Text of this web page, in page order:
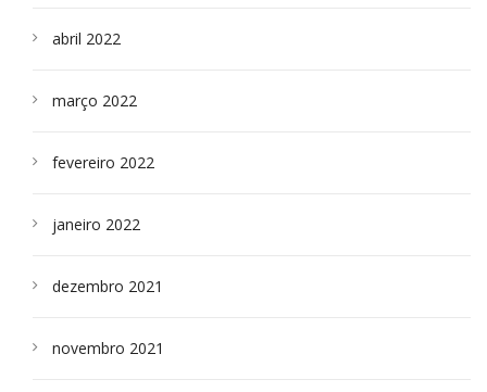
abril 2022
março 2022
fevereiro 2022
janeiro 2022
dezembro 2021
novembro 2021